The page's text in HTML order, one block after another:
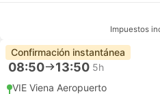
Impuestos
Confirmación instantánea
08:50 13:50 5h
VIE Viena Aeropuerto